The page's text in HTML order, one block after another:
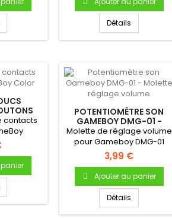
Détails
contacts
Color
POTENTIOMÈTRE SON
GAMEBOY DMG-01 -
MOLETTE RÉGLAGE
VOLUME
Molette de réglage volume
pour Gameboy DMG-01
3,99 €
Ajouter au panier
Détails